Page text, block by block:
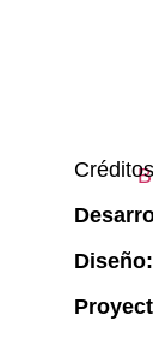
Créditos
Diseño: